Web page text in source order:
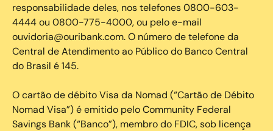
responsabilidade deles, nos telefones 0800-603-
4444 ou 0800-775-4000, ou pelo e-mail
ouvidoria@ouribank.com. O número de telefone da
Central de Atendimento ao Público do Banco Central
do Brasil é 145.
O cartão de débito Visa da Nomad (“Cartão de Débito
Nomad Visa”) é emitido pelo Community Federal
Savings Bank (“Banco”), membro do FDIC, sob licença